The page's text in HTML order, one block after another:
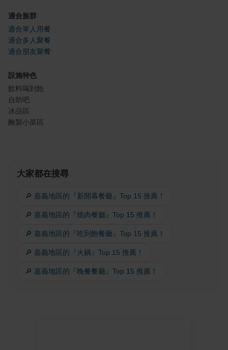
適合族群
適合單人用餐
適合多人聚餐
適合朋友聚餐
設施特色
飲料喝到飽
自助吧
冰品區
醃製小菜區
大家都在搜尋
🔎 嘉義地區的『新開幕餐廳』Top 15 推薦！
🔎 嘉義地區的『燒肉餐廳』Top 15 推薦！
🔎 嘉義地區的『吃到飽餐廳』Top 15 推薦！
🔎 嘉義地區的『火鍋』Top 15 推薦！
🔎 嘉義地區的『晚餐餐廳』Top 15 推薦！